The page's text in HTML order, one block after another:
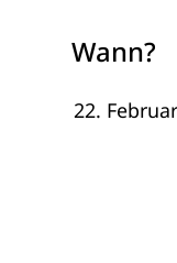
Wann?
22.